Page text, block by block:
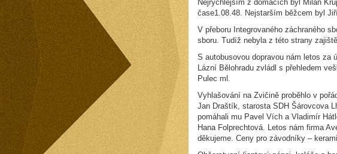
Nejrychlejším z domácích byl Milan
čase1.08.48. Nejstarším běžcem byl
V přeboru Integrovaného záchraného
sboru. Tudíž nebyla z této strany
S autobusovou dopravou nám letos za
Lázní Bělohradu zvládl s přehledem
Pulec ml.
Vyhlašování na Zvičině proběhlo v
Jan Draštík, starosta SDH Šárovcova
pomáhali mu Pavel Vích a Vladimír
Hana Folprechtová. Letos nám firma
děkujeme. Ceny pro závodníky –